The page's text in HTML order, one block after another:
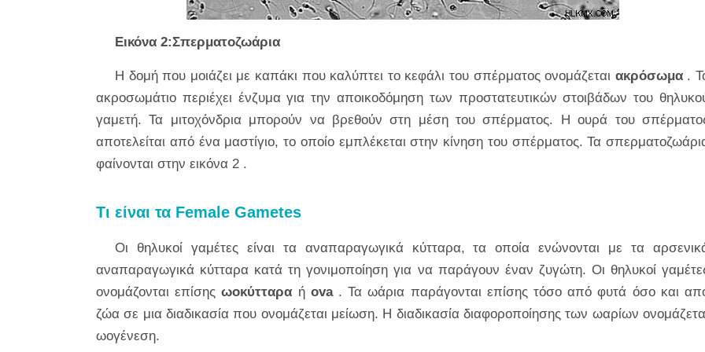
Εικόνα 2:Σπερματοζωάρια
Η δομή που μοιάζει με καπάκι που καλύπτει το κεφάλι του σπέρματος ονομάζεται ακρόσωμα.
ακροσωμάτιο περιέχει ένζυμα για την αποικοδόμηση των προστατευτικών στοιβάδων του
γαμετή. Τα μιτοχόνδρια μπορούν να βρεθούν στη μέση του σπέρματος. Η ουρά του
αποτελείται από ένα μαστίγιο, το οποίο εμπλέκεται στην κίνηση του σπέρματος. Τα
φαίνονται στην εικόνα 2 .
Τι είναι τα Female Gametes
Οι θηλυκοί γαμέτες είναι τα αναπαραγωγικά κύτταρα, τα οποία ενώνονται με τα
αναπαραγωγικά κύτταρα κατά τη γονιμοποίηση για να παράγουν έναν ζυγώτη. Οι θηλυκοί
ονομάζονται επίσηςωοκύτταρα ή ova. Τα ωάρια παράγονται επίσης τόσο από φυτά όσο και
ζώα σε μια διαδικασία που ονομάζεται μείωση. Η διαδικασία διαφοροποίησης των ωαρίων
ωογένεση.